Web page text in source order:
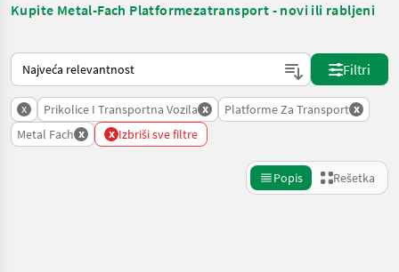
Kupite Metal-Fach Platformezatransport - novi ili rabljeni
Tako se sortira na Landwirt.com
Filtri
x Prikolice I Transportna Vozila x Platforme Za Transport x
Metal Fach x x Izbriši sve filtre
Popis Rešetka